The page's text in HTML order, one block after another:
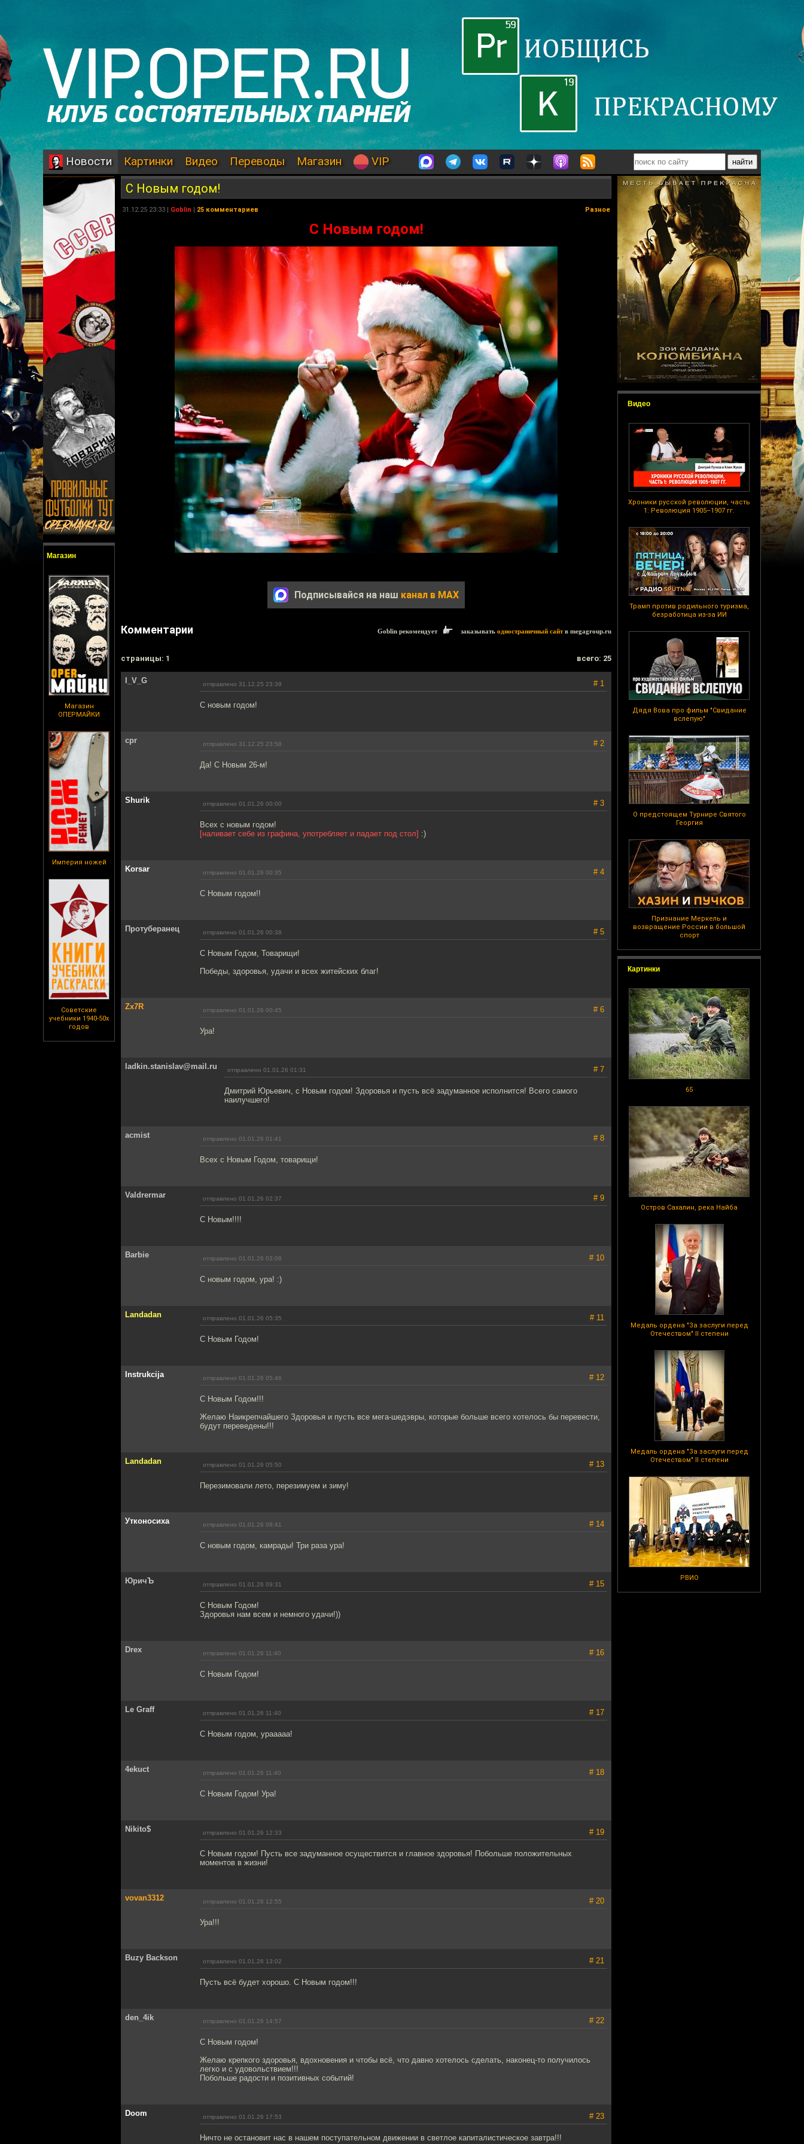
Новости Картинки Видео Переводы Магазин VIP
Магазин
Магазин
ОПЕРМАЙКИ
Империя ножей
Советские
учебники 1940-50х
годов
Видео
Хроники русской революции, часть
1: Революция 1905–1907 гг.
Трамп против родильного туризма,
безработица из-за ИИ
Дядя Вова про фильм "Свидание
вслепую"
О предстоящем Турнире Святого
Георгия
Признание Меркель и
возвращение России в большой
спорт
Картинки
65
Остров Сахалин, река Найба
Медаль ордена "За заслуги перед
Отечеством" II степени
Медаль ордена "За заслуги перед
Отечеством" II степени
РВИО
С Новым годом!
31.12.25 23:33 | Goblin | 25 комментариев Разное
С Новым годом!
Подписывайся на наш канал в MAX
Комментарии Goblin рекомендует заказывать одностраничный сайтв megagroup.ru
cтраницы: 1 всего: 25
I_V_G отправлено 31.12.25 23:39 # 1
С новым годом!
cpr отправлено 31.12.25 23:58 # 2
Да! С Новым 26-м!
Shurik отправлено 01.01.26 00:00 # 3
Всех с новым годом!
[наливает себе из графина, употребляет и падает под стол] :)
Korsar отправлено 01.01.26 00:35 # 4
С Новым годом!!
Протуберанец отправлено 01.01.26 00:38 # 5
С Новым Годом, Товарищи!
Победы, здоровья, удачи и всех житейских благ!
Zx7R отправлено 01.01.26 00:45 # 6
Ура!
ladkin.stanislav@mail.ru отправлено 01.01.26 01:31 # 7
Дмитрий Юрьевич, с Новым годом! Здоровья и пусть всё задуманное исполнится! Всего самого
наилучшего!
acmist отправлено 01.01.26 01:41 # 8
Всех с Новым Годом, товарищи!
Valdrermar отправлено 01.01.26 02:37 # 9
С Новым!!!!
Barbie отправлено 01.01.26 03:08 # 10
С новым годом, ура! :)
Landadan отправлено 01.01.26 05:35 # 11
С Новым Годом!
Instrukcija отправлено 01.01.26 05:46 # 12
С Новым Годом!!!
Желаю Наикрепчайшего Здоровья и пусть все мега-шедэвры, которые больше всего хотелось бы перевести,
будут переведены!!!
Landadan отправлено 01.01.26 05:50 # 13
Перезимовали лето, перезимуем и зиму!
Утконосиха отправлено 01.01.26 08:41 # 14
С новым годом, камрады! Три раза ура!
ЮричЪ отправлено 01.01.26 09:31 # 15
С Новым Годом!
Здоровья нам всем и немного удачи!))
Drex отправлено 01.01.26 11:40 # 16
С Новым Годом!
Le Graff отправлено 01.01.26 11:40 # 17
С Новым годом, урааааа!
4ekuct отправлено 01.01.26 11:40 # 18
С Новым Годом! Ура!
Nikito$ отправлено 01.01.26 12:33 # 19
С Новым годом! Пусть все задуманное осуществится и главное здоровья! Побольше положительных
моментов в жизни!
vovan3312 отправлено 01.01.26 12:55 # 20
Ура!!!
Buzy Backson отправлено 01.01.26 13:02 # 21
Пусть всё будет хорошо. С Новым годом!!!
den_4ik отправлено 01.01.26 14:57 # 22
С Новым годом!
Желаю крепкого здоровья, вдохновения и чтобы всё, что давно хотелось сделать, наконец-то получилось
легко и с удовольствием!!!
Побольше радости и позитивных событий!
Doom отправлено 01.01.26 17:53 # 23
Ничто не остановит нас в нашем поступательном движении в светлое капиталистическое завтра!!!